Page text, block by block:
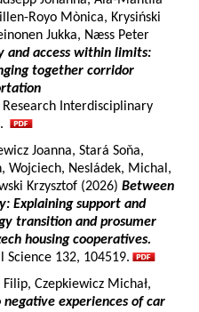
Royo Mònica, Krysiński
Jukka, Næss Peter
and access within limits:
together corridor
Interdisciplinary
Joanna, Stará Soňa,
Wojciech, Nesládek, Michal,
Krzysztof (2026) Between
Explaining support and
transition and prosumer
housing cooperatives.
Science 132, 104519.
Czepkiewicz Michał,
negative experiences of car